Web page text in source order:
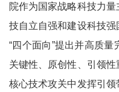
院作为国家战略科技力
技自立自强和建设科技
“四个面向”提出并高质
关键性、原创性、引领
核心技术攻关中发挥引